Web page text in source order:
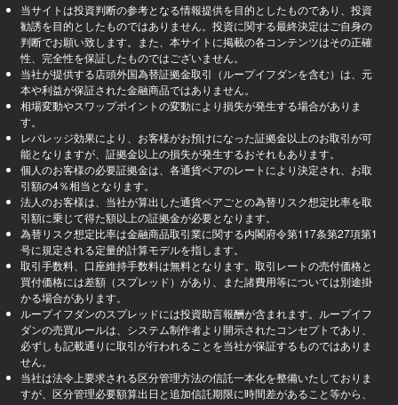
当サイトは投資判断の参考となる情報提供を目的としたものであり、投資
勧誘を目的としたものではありません。投資に関する最終決定はご自身の
判断でお願い致します。また、本サイトに掲載の各コンテンツはその正確
性、完全性を保証したものではございません。
当社が提供する店頭外国為替証拠金取引（ループイフダンを含む）は、元
本や利益が保証された金融商品ではありません。
相場変動やスワップポイントの変動により損失が発生する場合がありま
す。
レバレッジ効果により、お客様がお預けになった証拠金以上のお取引が可
能となりますが、証拠金以上の損失が発生するおそれもあります。
個人のお客様の必要証拠金は、各通貨ペアのレートにより決定され、お取
引額の4％相当となります。
法人のお客様は、当社が算出した通貨ペアごとの為替リスク想定比率を取
引額に乗じて得た額以上の証拠金が必要となります。
為替リスク想定比率は金融商品取引業に関する内閣府令第117条第27項第1
号に規定される定量的計算モデルを指します。
取引手数料、口座維持手数料は無料となります。取引レートの売付価格と
買付価格には差額（スプレッド）があり、また諸費用等については別途掛
かる場合があります。
ループイフダンのスプレッドには投資助言報酬が含まれます。ループイフ
ダンの売買ルールは、システム制作者より開示されたコンセプトであり、
必ずしも記載通りに取引が行われることを当社が保証するものではありま
せん。
当社は法令上要求される区分管理方法の信託一本化を整備いたしておりま
すが、区分管理必要額算出日と追加信託期限に時間差があること等から、